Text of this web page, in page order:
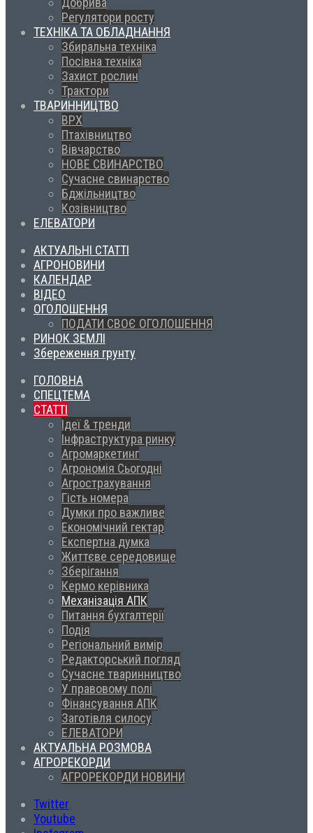
Регулятори росту
ТЕХНІКА ТА ОБЛАДНАННЯ
Збиральна техніка
Посівна техніка
Захист рослин
Трактори
ТВАРИННИЦТВО
ВРХ
Птахівництво
Вівчарство
НОВЕ СВИНАРСТВО
Сучасне свинарство
Бджільництво
Козівництво
ЕЛЕВАТОРИ
АКТУАЛЬНІ СТАТТІ
АГРОНОВИНИ
КАЛЕНДАР
ВІДЕО
ОГОЛОШЕННЯ
ПОДАТИ СВОЄ ОГОЛОШЕННЯ
РИНОК ЗЕМЛІ
Збереження грунту
ГОЛОВНА
СПЕЦТЕМА
СТАТТІ
Ідеї & тренди
Інфраструктура ринку
Агромаркетинг
Агрономія Сьогодні
Агрострахування
Гість номера
Думки про важливе
Економічний гектар
Експертна думка
Життєве середовище
Зберігання
Кермо керівника
Механізація АПК
Питання бухгалтерії
Подія
Регіональний вимір
Редакторський погляд
Сучасне тваринництво
У правовому полі
Фінансування АПК
Заготівля силосу
ЕЛЕВАТОРИ
АКТУАЛЬНА РОЗМОВА
АГРОРЕКОРДИ
АГРОРЕКОРДИ НОВИНИ
Twitter
Youtube